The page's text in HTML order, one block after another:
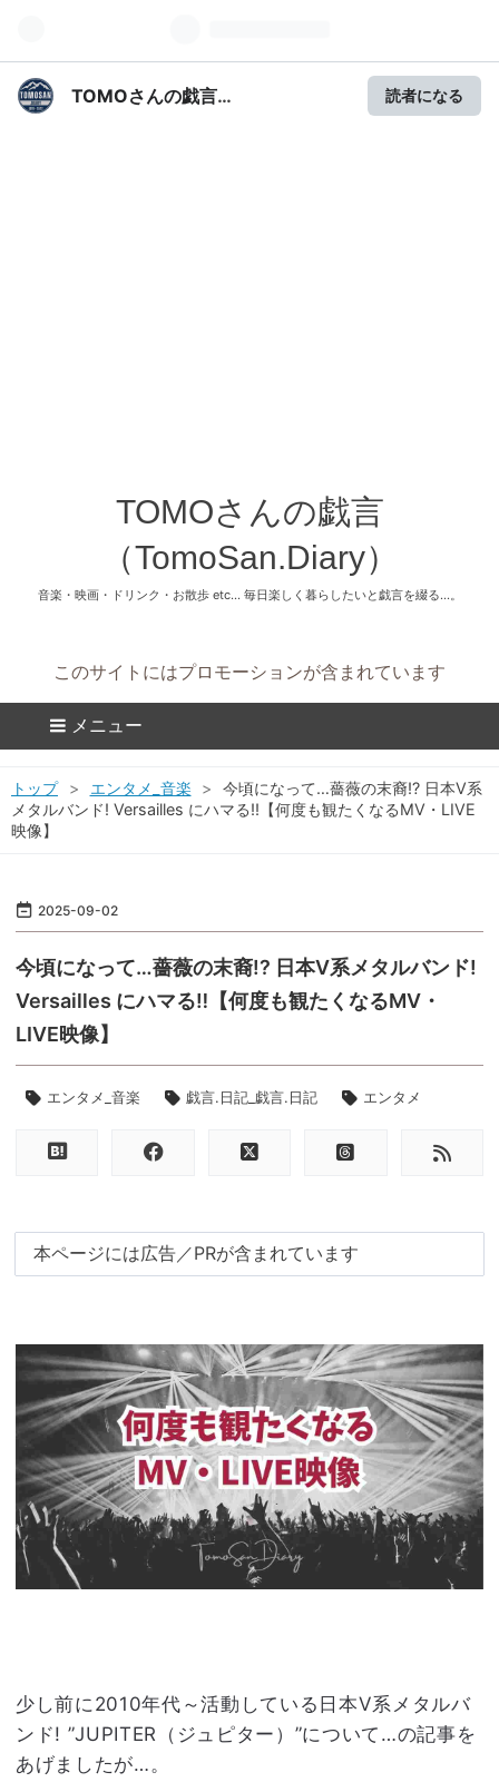
TOMOさんの戯言
読者になる
TOMOさんの戯言
（TomoSan.Diary）
音楽・映画・ドリンク・お散歩 etc… 毎日楽しく暮らしたいと戯言を綴る...。
このサイトにはプロモーションが含まれています
メニュー
トップ > エンタメ_音楽 >
今頃になって…薔薇の末裔!? 日本V系
メタルバンド! Versailles にハマる‼【何度も観たくなるMV・LIVE
映像】
2025-09-02
今頃になって…薔薇の末裔!? 日本V系メタルバンド!
Versailles にハマる‼【何度も観たくなるMV・
LIVE映像】
エンタメ_音楽 戯言.日記_戯言.日記 エンタメ
本ページには広告／PRが含まれています
少し前に2010年代～活動している日本V系メタルバ
ンド! ”JUPITER（ジュピター）”について…の記事を
あげましたが…。